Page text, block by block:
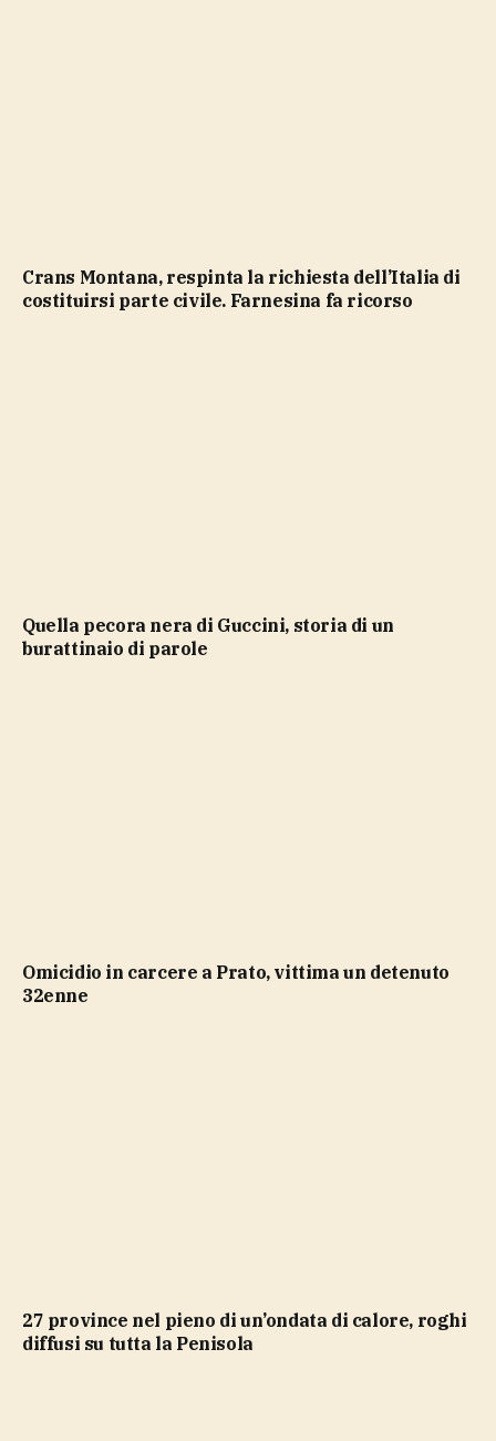
Crans Montana, respinta la richiesta dell’Italia di
costituirsi parte civile. Farnesina fa ricorso
Quella pecora nera di Guccini, storia di un
burattinaio di parole
Omicidio in carcere a Prato, vittima un detenuto
32enne
27 province nel pieno di un’ondata di calore, roghi
diffusi su tutta la Penisola